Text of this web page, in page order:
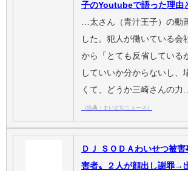
子のYoutubeで語った理由
…太さん（青汁王子）の動
した。犯人が働いている会
から「とても反省している
していいか分からないし、
くて、どうか三崎さんの力…
（出典：まいどなニュース）
ＤＪ ＳＯＤＡわいせつ被害
害者〟２人が顔出し謝罪→